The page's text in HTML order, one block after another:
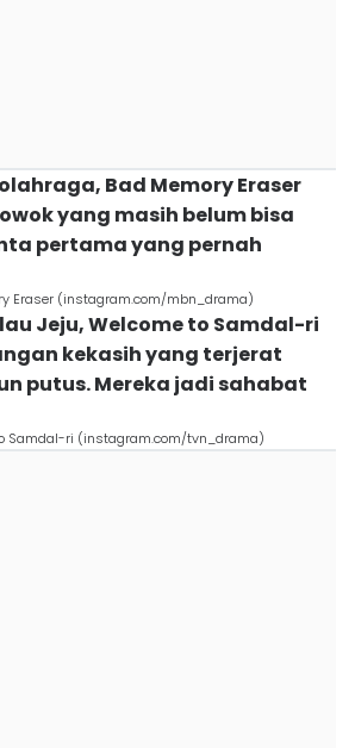
Bad Memory Eraser
yang masih belum bisa
pertama yang pernah
Eraser (instagram.com/mbn_drama)
Jeju, Welcome to Samdal-ri
kekasih yang terjerat
putus. Mereka jadi sahabat
Samdal-ri (instagram.com/tvn_drama)